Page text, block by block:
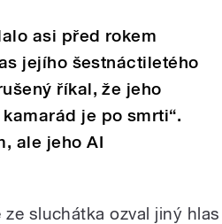
asi před rokem
jejího šestnáctiletého
říkal, že jeho
je po smrti“.
ale jeho AI
sluchátka ozval jiný hlas